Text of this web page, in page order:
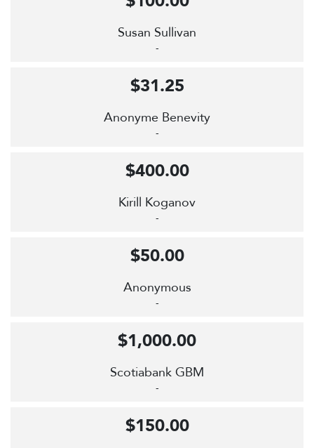
Susan Sullivan
-
Anonyme Benevity
-
$31.25
Kirill Koganov
-
$400.00
Anonymous
-
$50.00
Scotiabank GBM
-
$1,000.00
$150.00